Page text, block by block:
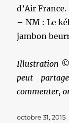
d’Air France.
– NM : Le
jambon
Illustration ©
peut
commenter,
Publié
octobre 31, 2015